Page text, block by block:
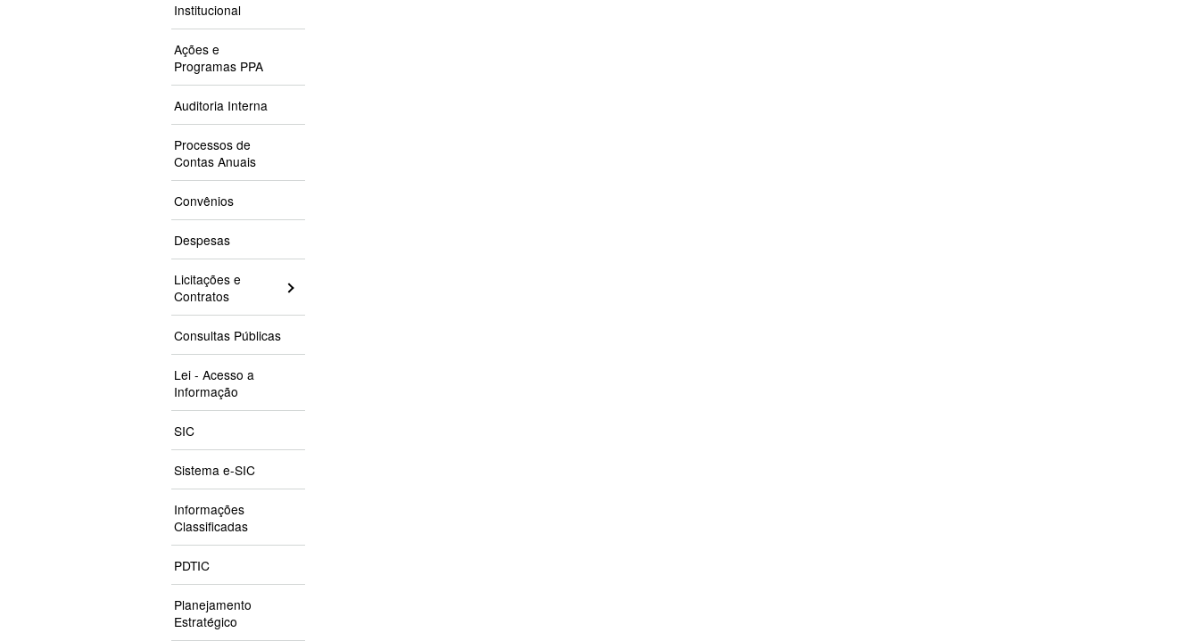
Institucional
Ações e
Programas PPA
Auditoria Interna
Processos de
Contas Anuais
Convênios
Despesas
Licitações e
Contratos
Consultas Públicas
Lei - Acesso a
Informação
SIC
Sistema e-SIC
Informações
Classificadas
PDTIC
Planejamento
Estratégico